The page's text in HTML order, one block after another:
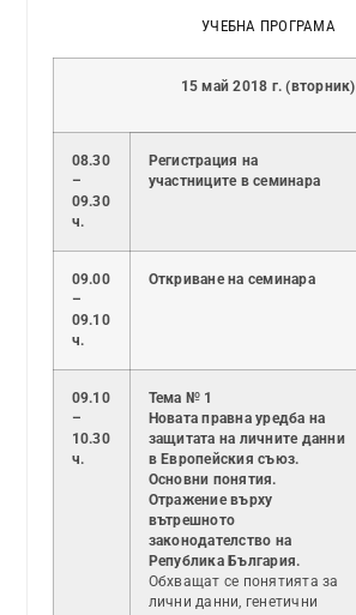
УЧЕБНА ПРОГРАМА
15 май 2018 г. (вторник)
08.30
–
09.30
ч.
Регистрация на
участниците в семинара
09.00
–
09.10
ч.
Откриване на семинара
09.10
–
10.30
ч.
Тема № 1
Новата правна уредба на
защитата на личните данни
в Европейския съюз.
Основни понятия.
Отражение върху
вътрешното
законодателство на
Република България.
Обхващат се понятията за
лични данни, генетични